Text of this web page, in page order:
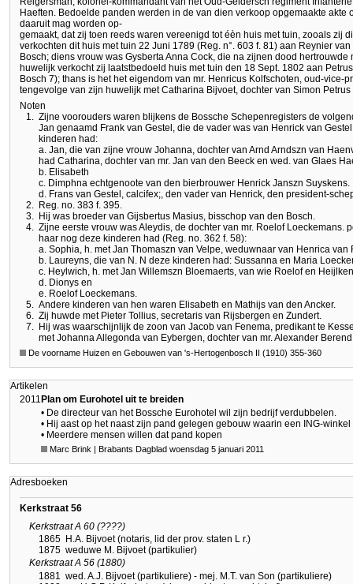
Haeften. Bedoelde panden werden in de van dien verkoop opgemaakte akte
daaruit mag worden op-
gemaakt, dat zij toen reeds waren vereenigd tot éèn huis met tuin, zooals zij
verkochten dit huis met tuin 22 Juni 1789 (Reg. n°. 603 f. 81) aan Reynier
Bosch; diens vrouw was Gysberta Anna Cock, die na zijnen dood
huwelijk verkocht zij laatstbedoeld huis met tuin den 18 Sept. 1802 aan
Bosch 7); thans is het het eigendom van mr. Henricus Kolfschoten, oud-vice-
tengevolge van zijn huwelijk met Catharina Bijvoet, dochter van Simon
Noten
1. Zijne voorouders waren blijkens de Bossche Schepenregisters de
Jan genaamd Frank van Gestel, die de vader was van Henrick van
kinderen had:
a. Jan, die van zijne vrouw Johanna, dochter van Arnd Arndszn van
had Catharina, dochter van mr. Jan van den Beeck en wed. van Glaes
b. Elisabeth
c. Dimphna echtgenoote van den bierbrouwer Henrick Janszn Suyskens.
d. Frans van Gestel, calcifex;, den vader van Henrick, den president-
2. Reg. no. 383 f. 395.
3. Hij was broeder van Gijsbertus Masius, bisschop van den Bosch.
4. Zijne eerste vrouw was Aleydis, de dochter van mr. Roelof Loeckemans.
haar nog deze kinderen had (Reg. no. 362 f. 58):
a. Sophia, h. met Jan Thomaszn van Velpe, weduwnaar van Henrica van
b. Laureyns, die van N. N deze kinderen had: Sussanna en Maria
c. Heylwich, h. met Jan Willemszn Bloemaerts, van wie Roelof en
d. Dionys en
e. Roelof Loeckemans.
5. Andere kinderen van hen waren Elisabeth en Mathijs van den Ancker.
6. Zij huwde met Pieter Tollius, secretaris van Rijsbergen en Zundert.
7. Hij was waarschijnlijk de zoon van Jacob van Fenema, predikant te
met Johanna Allegonda van Eybergen, dochter van mr. Alexander
De voorname Huizen en Gebouwen van 's-Hertogenbosch II (1910) 355-360
Artikelen
2011 Plan om Eurohotel uit te breiden
• De directeur van het Bossche Eurohotel wil zijn bedrijf verdubbelen.
• Hij aast op het naast zijn pand gelegen gebouw waarin een ING-
• Meerdere mensen willen dat pand kopen
Marc Brink | Brabants Dagblad woensdag 5 januari 2011
Adresboeken
Kerkstraat 56
Kerkstraat A 60 (????)
1865 H.A. Bijvoet (notaris, lid der prov. staten L r.)
1875 weduwe M. Bijvoet (partikulier)
Kerkstraat A 56 (1880)
1881 wed. A.J. Bijvoet (partikuliere) - mej. M.T. van Son (partikuliere)